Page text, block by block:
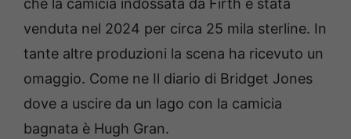
che la camicia indossata da Firth è stata
venduta nel 2024 per circa 25 mila sterline. In
tante altre produzioni la scena ha ricevuto un
omaggio. Come ne Il diario di Bridget Jones
dove a uscire da un lago con la camicia
bagnata è Hugh Gran.